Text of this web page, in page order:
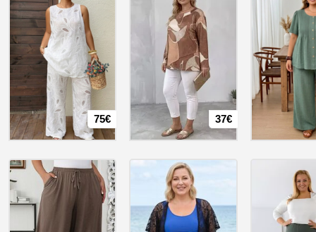
75€ 37€